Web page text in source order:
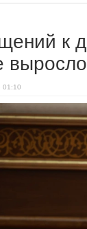
к
01:10